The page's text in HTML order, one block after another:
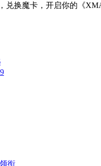
换魔卡，开启你的《
衔